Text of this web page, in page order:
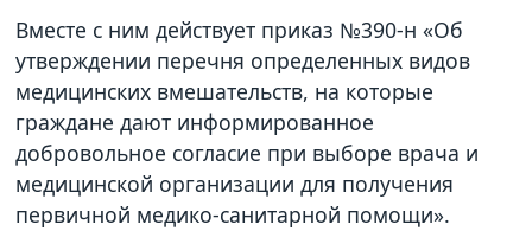
Вместе с ним действует приказ №390-н «Об
утверждении перечня определенных видов
медицинских вмешательств, на которые
граждане дают информированное
добровольное согласие при выборе врача и
медицинской организации для получения
первичной медико-санитарной помощи».